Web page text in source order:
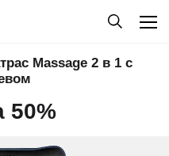
Massage 2 в 1 с
50%